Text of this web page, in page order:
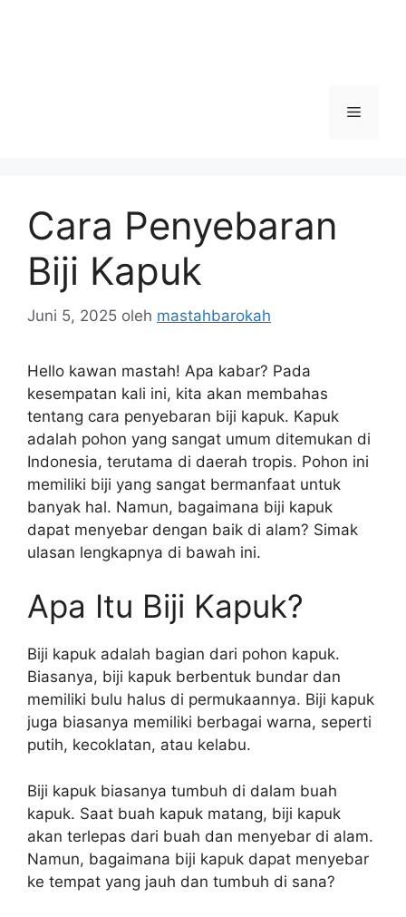
Menu
Cara Penyebaran
Biji Kapuk
Juni 5, 2025 oleh mastahbarokah
Hello kawan mastah! Apa kabar? Pada
kesempatan kali ini, kita akan membahas
tentang cara penyebaran biji kapuk. Kapuk
adalah pohon yang sangat umum ditemukan di
Indonesia, terutama di daerah tropis. Pohon ini
memiliki biji yang sangat bermanfaat untuk
banyak hal. Namun, bagaimana biji kapuk
dapat menyebar dengan baik di alam? Simak
ulasan lengkapnya di bawah ini.
Apa Itu Biji Kapuk?
Biji kapuk adalah bagian dari pohon kapuk.
Biasanya, biji kapuk berbentuk bundar dan
memiliki bulu halus di permukaannya. Biji kapuk
juga biasanya memiliki berbagai warna, seperti
putih, kecoklatan, atau kelabu.
Biji kapuk biasanya tumbuh di dalam buah
kapuk. Saat buah kapuk matang, biji kapuk
akan terlepas dari buah dan menyebar di alam.
Namun, bagaimana biji kapuk dapat menyebar
ke tempat yang jauh dan tumbuh di sana?